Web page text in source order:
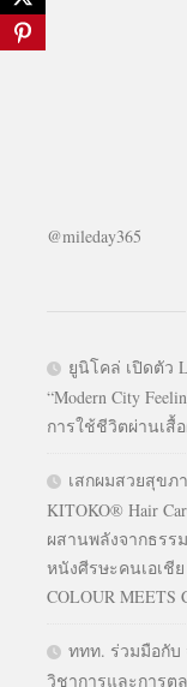
@mileday365
ยูนิโคล่ เปิดตัว
“Modern City
การใช้ชีวิตผ่านเสื้
เสกผมสวยสุขภา
KITOKO® Hair
ผสานพลังจากธรร
หนังศีรษะคนเอเชีย
COLOUR MEETS
ททท. ร่วมมือกั
วิชาการและการต